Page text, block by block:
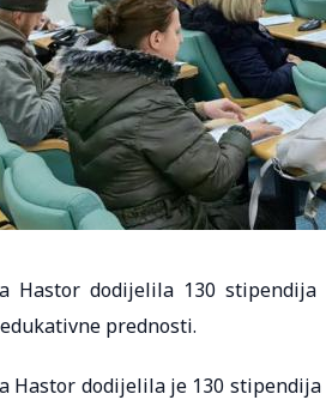
Hastor dodijelila 130
prednosti.
Hastor dodijelila je 130